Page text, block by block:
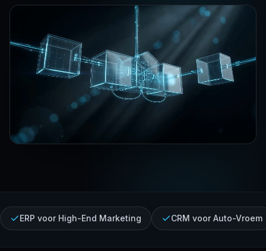
ERP voor High-End Marketing CRM voor Auto-Vroem